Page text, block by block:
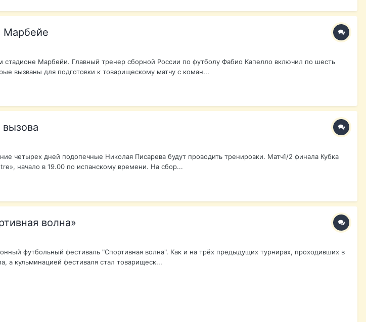
Марбейе
Марбейи. Главный тренер сборной России по футболу Фабио Капелло включил по шесть
вызваны для подготовки к товарищескому матчу с коман...
четырех дней подопечные Николая Писарева будут проводить тренировки. Матч1/2 финала Кубка
начало в 19.00 по испанскому времени. На сбор...
волна»
футбольный фестиваль "Спортивная волна". Как и на трёх предыдущих турнирах, проходивших в
а кульминацией фестиваля стал товарищеск...